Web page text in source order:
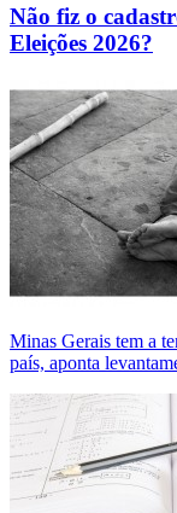
Não fiz o
Eleições 2026?
Minas Gerais tem a
país, aponta